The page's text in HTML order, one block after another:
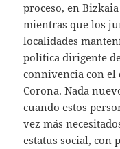
proceso, en
mientras que los
localidades
política dirigente
connivencia con el
Corona. Nada
cuando estos
vez más
estatus social, con